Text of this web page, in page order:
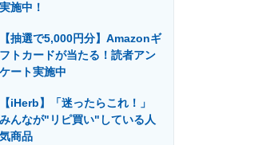
建設×テクノロジーの最前線
実施中！
【抽選で5,000円分】Amazonギ
フトカードが当たる！読者アン
ケート実施中
【iHerb】「迷ったらこれ！」
みんなが"リピ買い"している人
気商品